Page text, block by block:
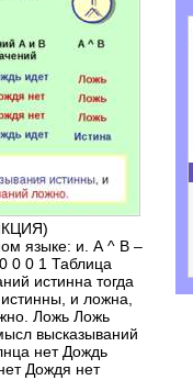
языке: и. А ^ B –
0 0 1 Таблица
истинна тогда
истинны, и ложна,
Ложь Ложь
высказываний
нет Дождь
Дождя нет